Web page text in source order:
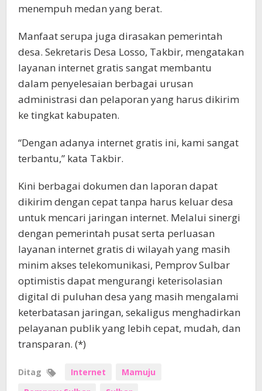
menempuh medan yang berat.
Manfaat serupa juga dirasakan pemerintah
desa. Sekretaris Desa Losso, Takbir, mengatakan
layanan internet gratis sangat membantu
dalam penyelesaian berbagai urusan
administrasi dan pelaporan yang harus dikirim
ke tingkat kabupaten.
“Dengan adanya internet gratis ini, kami sangat
terbantu,” kata Takbir.
Kini berbagai dokumen dan laporan dapat
dikirim dengan cepat tanpa harus keluar desa
untuk mencari jaringan internet. Melalui sinergi
dengan pemerintah pusat serta perluasan
layanan internet gratis di wilayah yang masih
minim akses telekomunikasi, Pemprov Sulbar
optimistis dapat mengurangi keterisolasian
digital di puluhan desa yang masih mengalami
keterbatasan jaringan, sekaligus menghadirkan
pelayanan publik yang lebih cepat, mudah, dan
transparan. (*)
Ditag Internet
Mamuju